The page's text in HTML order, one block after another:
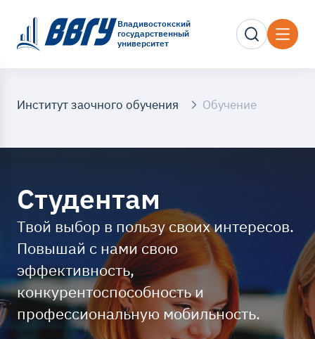
Владивостокский
государственный
университет
Институт заочного обучения Обучение
Студентам
Твой выбор в пользу своих интересов.
Повышай с нами свою
эффективность,
конкурентоспособность и
профессиональную мобильность.